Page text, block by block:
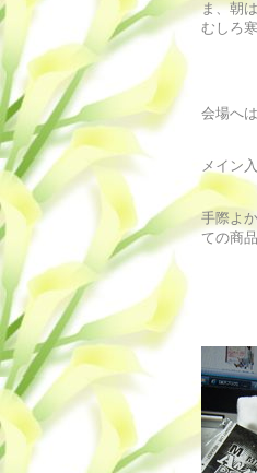
ま、朝
むしろ
会場へ
メイン
手際よ
ての商